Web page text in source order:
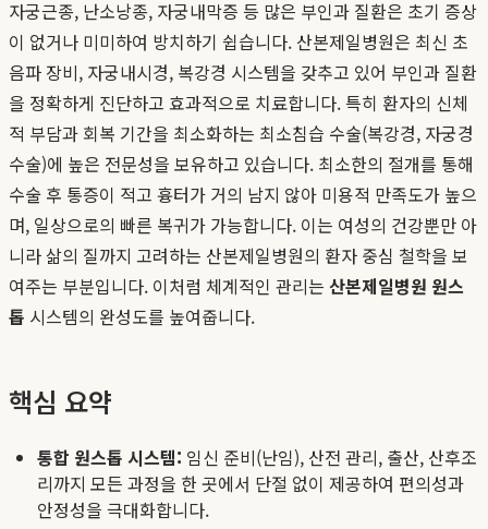
자궁근종, 난소낭종, 자궁내막증 등 많은 부인과 질환은 초기 증상
이 없거나 미미하여 방치하기 쉽습니다. 산본제일병원은 최신 초
음파 장비, 자궁내시경, 복강경 시스템을 갖추고 있어 부인과 질환
을 정확하게 진단하고 효과적으로 치료합니다. 특히 환자의 신체
적 부담과 회복 기간을 최소화하는 최소침습 수술(복강경, 자궁경
수술)에 높은 전문성을 보유하고 있습니다. 최소한의 절개를 통해
수술 후 통증이 적고 흉터가 거의 남지 않아 미용적 만족도가 높으
며, 일상으로의 빠른 복귀가 가능합니다. 이는 여성의 건강뿐만 아
니라 삶의 질까지 고려하는 산본제일병원의 환자 중심 철학을 보
여주는 부분입니다. 이처럼 체계적인 관리는 산본제일병원 원스
톱 시스템의 완성도를 높여줍니다.
핵심 요약
통합 원스톱 시스템: 임신 준비(난임), 산전 관리, 출산, 산후조
리까지 모든 과정을 한 곳에서 단절 없이 제공하여 편의성과
안정성을 극대화합니다.